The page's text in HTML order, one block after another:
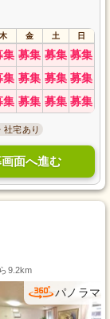
木 金 土 日
集 募集 募集 募集
集 募集 募集 募集
集 募集 募集 募集
社宅あり
面へ進む
9.2km
パノラマ